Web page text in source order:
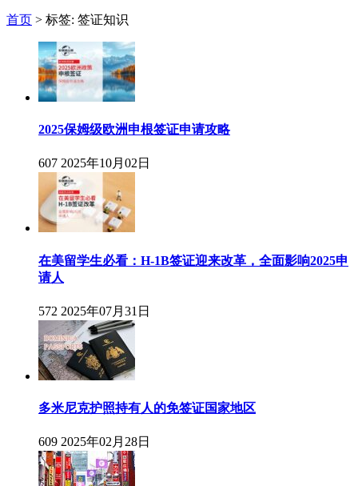
首页 > 标签: 签证知识
2025保姆级欧洲申根签证申请攻略
607 2025年10月02日
在美留学生必看：H-1B签证迎来改革，全面影响2025申
请人
572 2025年07月31日
多米尼克护照持有人的免签证国家地区
609 2025年02月28日